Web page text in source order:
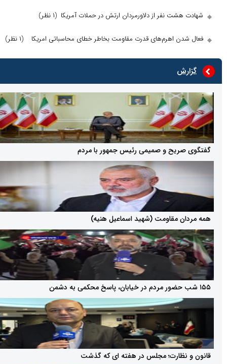
نفر از دلاورمردان ارتش در حملات آمریکا (۱ نظر)
اهرم‌های قدرت مقاومت بخاطر خطای محاسباتی امریکا(۱ نظر)
و صمیمی رئیس جمهور با مردم
مقاومت (شهید اسماعیل هنیه)
مجلس در هفته ای که گذشت